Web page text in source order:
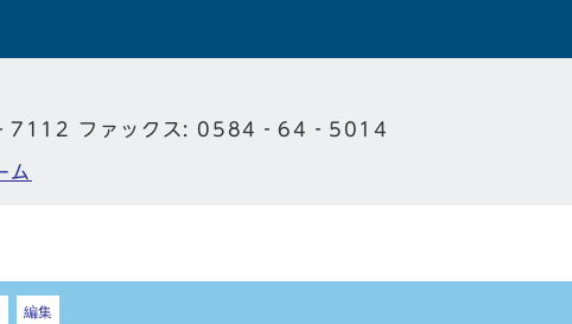
ファックス: 0584‐64‐5014
ム
編集